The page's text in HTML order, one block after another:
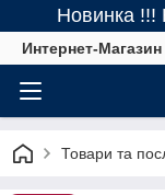
Новинка !!!
Интернет-
Товари та